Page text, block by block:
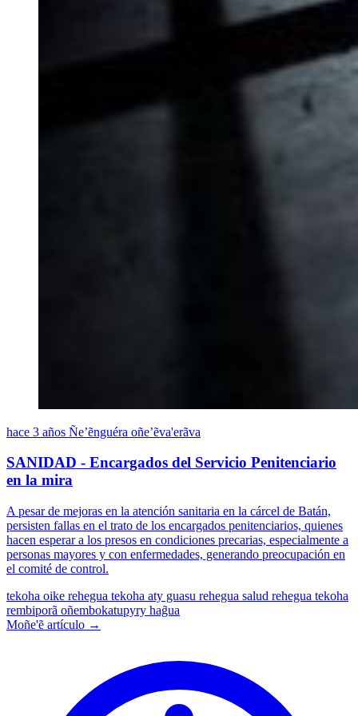
hace 3 años Ñe’ẽnguéra oñe’ẽva'erãva
SANIDAD - Encargados del Servicio Penitenciario
en la mira
A pesar de mejoras en la atención sanitaria en la cárcel de Batán,
persisten fallas en el trato de los encargados penitenciarios, quienes
hacen esperar a los presos en condiciones precarias, especialmente a
personas mayores y con enfermedades, generando preocupación en
el comité de control.
tekoha oike rehegua tekoha aty guasu rehegua salud rehegua tekoha
rembiporã oñembokatupyry hag̃ua
Moñe'ẽ artículo →